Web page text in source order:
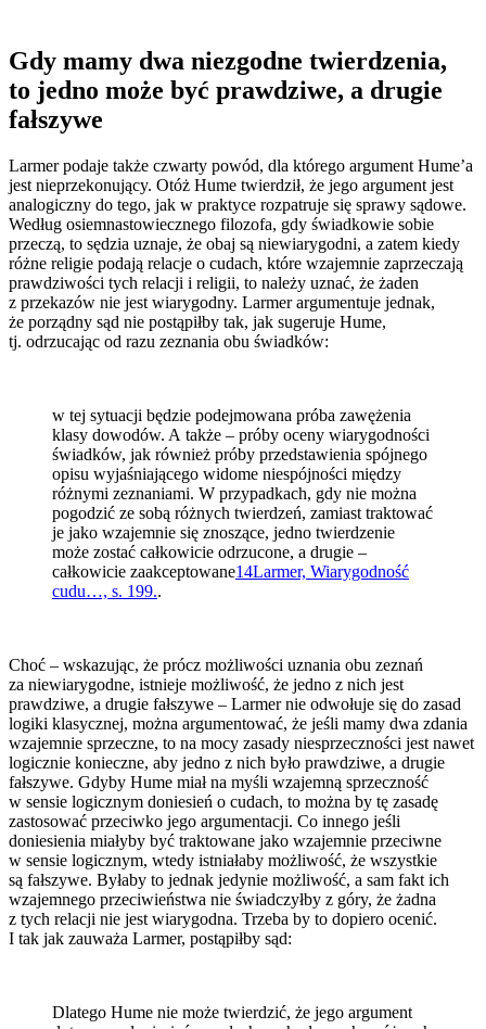
Gdy mamy dwa niezgodne twierdzenia,
to jedno może być prawdziwe, a drugie
fałszywe
Larmer podaje także czwarty powód, dla którego argument Hume’a
jest nieprzekonujący. Otóż Hume twierdził, że jego argument jest
analogiczny do tego, jak w praktyce rozpatruje się sprawy sądowe.
Według osiemnastowiecznego filozofa, gdy świadkowie sobie
przeczą, to sędzia uznaje, że obaj są niewiarygodni, a zatem kiedy
różne religie podają relacje o cudach, które wzajemnie zaprzeczają
prawdziwości tych relacji i religii, to należy uznać, że żaden
z przekazów nie jest wiarygodny. Larmer argumentuje jednak,
że porządny sąd nie postąpiłby tak, jak sugeruje Hume,
tj. odrzucając od razu zeznania obu świadków:
w tej sytuacji będzie podejmowana próba zawężenia
klasy dowodów. A także – próby oceny wiarygodności
świadków, jak również próby przedstawienia spójnego
opisu wyjaśniającego widome niespójności między
różnymi zeznaniami. W przypadkach, gdy nie można
pogodzić ze sobą różnych twierdzeń, zamiast traktować
je jako wzajemnie się znoszące, jedno twierdzenie
może zostać całkowicie odrzucone, a drugie –
całkowicie zaakceptowane14Larmer, Wiarygodność
cudu…, s. 199..
Choć – wskazując, że prócz możliwości uznania obu zeznań
za niewiarygodne, istnieje możliwość, że jedno z nich jest
prawdziwe, a drugie fałszywe – Larmer nie odwołuje się do zasad
logiki klasycznej, można argumentować, że jeśli mamy dwa zdania
wzajemnie sprzeczne, to na mocy zasady niesprzeczności jest nawet
logicznie konieczne, aby jedno z nich było prawdziwe, a drugie
fałszywe. Gdyby Hume miał na myśli wzajemną sprzeczność
w sensie logicznym doniesień o cudach, to można by tę zasadę
zastosować przeciwko jego argumentacji. Co innego jeśli
doniesienia miałyby być traktowane jako wzajemnie przeciwne
w sensie logicznym, wtedy istniałaby możliwość, że wszystkie
są fałszywe. Byłaby to jednak jedynie możliwość, a sam fakt ich
wzajemnego przeciwieństwa nie świadczyłby z góry, że żadna
z tych relacji nie jest wiarygodna. Trzeba by to dopiero ocenić.
I tak jak zauważa Larmer, postąpiłby sąd:
Dlatego Hume nie może twierdzić, że jego argument